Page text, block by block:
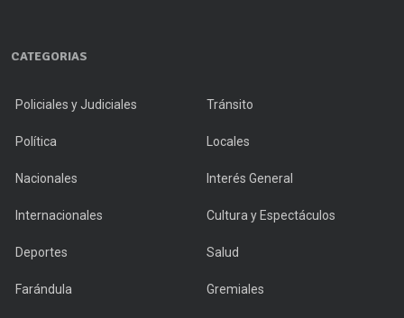
CATEGORIAS
Policiales y Judiciales Tránsito
Política Locales
Nacionales Interés General
Internacionales Cultura y Espectáculos
Deportes Salud
Farándula Gremiales